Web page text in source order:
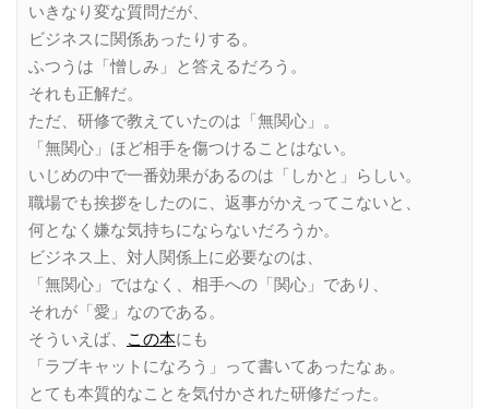
いきなり変な質問だが、
ビジネスに関係あったりする。
ふつうは「憎しみ」と答えるだろう。
それも正解だ。
ただ、研修で教えていたのは「無関心」。
「無関心」ほど相手を傷つけることはない。
いじめの中で一番効果があるのは「しかと」らしい。
職場でも挨拶をしたのに、返事がかえってこないと、
何となく嫌な気持ちにならないだろうか。
ビジネス上、対人関係上に必要なのは、
「無関心」ではなく、相手への「関心」であり、
それが「愛」なのである。
そういえば、
この本にも
「ラブキャットになろう」って書いてあったなぁ。
とても本質的なことを気付かされた研修だった。